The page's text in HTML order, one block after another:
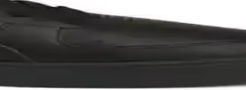
ihtiyaçlarınıza en uygun seçimi yapmanızı sağlar.
ideal. Rahatlık ve fonksiyonellik sunar.